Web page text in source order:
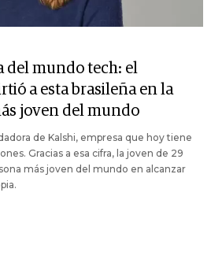
del mundo tech: el
a esta brasileña en la
joven del mundo
de Kalshi, empresa que hoy tiene
Gracias a esa cifra, la joven de 29
más joven del mundo en alcanzar